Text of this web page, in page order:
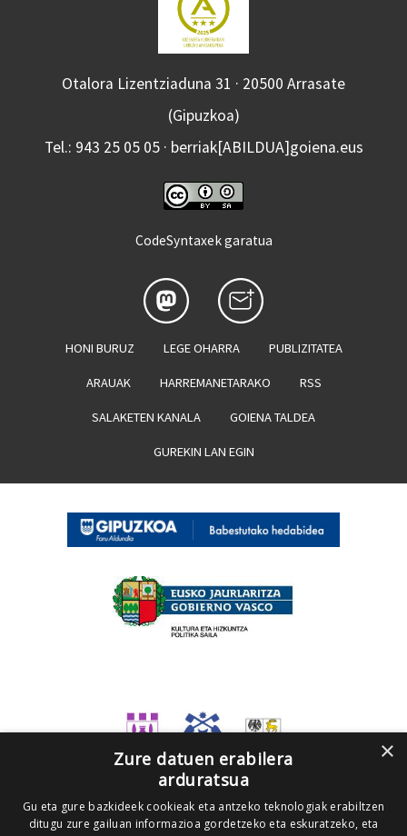
Otalora Lizentziaduna 31 · 20500 Arrasate
(Gipuzkoa)
Tel.: 943 25 05 05 · berriak[ABILDUA]goiena.eus
CodeSyntaxek garatua
HONI BURUZ LEGE OHARRA PUBLIZITATEA
ARAUAK HARREMANETARAKO RSS
SALAKETEN KANALA GOIENA TALDEA
GUREKIN LAN EGIN
×
Zure datuen erabilera
arduratsua
Gu eta gure bazkideek cookieak eta antzeko teknologiak erabiltzen
ditugu zure gailuan informazioa gordetzeko eta eskuratzeko, eta